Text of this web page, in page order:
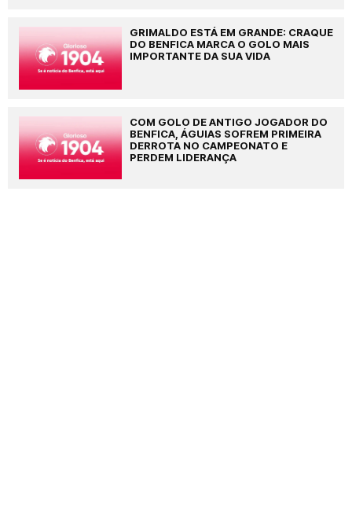
GRIMALDO ESTÁ EM GRANDE: CRAQUE
DO BENFICA MARCA O GOLO MAIS
IMPORTANTE DA SUA VIDA
COM GOLO DE ANTIGO JOGADOR DO
BENFICA, ÁGUIAS SOFREM PRIMEIRA
DERROTA NO CAMPEONATO E
PERDEM LIDERANÇA